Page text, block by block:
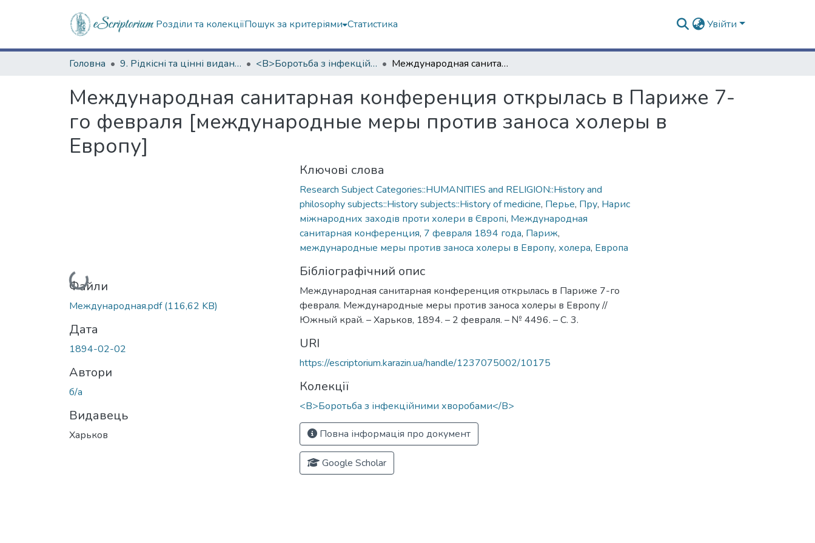
Розділи та колекціїПошук за критеріями Статистика Увійти
Головна 9. Рідкісні та цінні видання <B>Боротьба з інфекційними хворобами</B> Международная санитарная конференция открылась в Париже 7-го февраля [международные меры против заноса холеры в Европу]
Международная санитарная конференция открылась в Париже 7-
го февраля [международные меры против заноса холеры в
Европу]
Вантажиться...
Файли
Международная.pdf(116,62 KB)
Дата
1894-02-02
Автори
б/а
Видавець
Харьков
Ключові слова
Research Subject Categories::HUMANITIES and RELIGION::History and
philosophy subjects::History subjects::History of medicine, Перье, Пру, Нарис
міжнародних заходів проти холери в Європі, Международная
санитарная конференция, 7 февраля 1894 года, Париж,
международные меры против заноса холеры в Европу, холера, Европа
Бібліографічний опис
Международная санитарная конференция открылась в Париже 7-го
февраля. Международные меры против заноса холеры в Европу //
Южный край. – Харьков, 1894. – 2 февраля. – № 4496. – С. 3.
URI
https://escriptorium.karazin.ua/handle/1237075002/10175
Колекції
<B>Боротьба з інфекційними хворобами</B>
Повна інформація про документ
Google Scholar